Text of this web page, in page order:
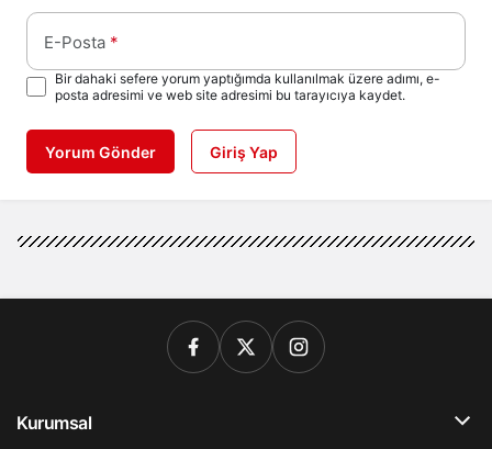
E-Posta *
Bir dahaki sefere yorum yaptığımda kullanılmak üzere adımı, e-
posta adresimi ve web site adresimi bu tarayıcıya kaydet.
Yorum Gönder Giriş Yap
Kurumsal